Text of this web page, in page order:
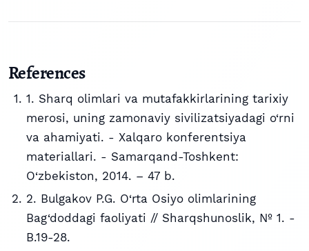
References
1. Sharq olimlari va mutafakkirlarining tarixiy
merosi, uning zamonaviy sivilizatsiyadagi o‘rni
va ahamiyati. - Xalqaro konferentsiya
materiallari. - Samarqand-Toshkent:
O‘zbekiston, 2014. – 47 b.
2. Bulgakov P.G. O‘rta Osiyo olimlarining
Bag‘doddagi faoliyati // Sharqshunoslik, № 1. -
B.19-28.